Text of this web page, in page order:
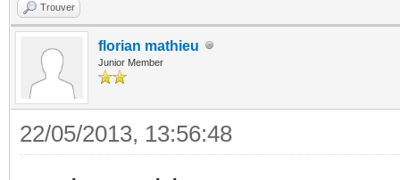
Trouver
florian mathieu
Junior Member
22/05/2013, 13:56:48